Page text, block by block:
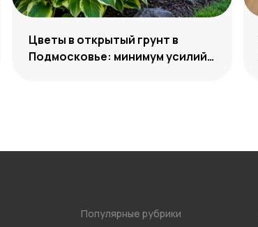
Цветы в открытый грунт в
Подмосковье: минимум усилий,
Популярные рубрики